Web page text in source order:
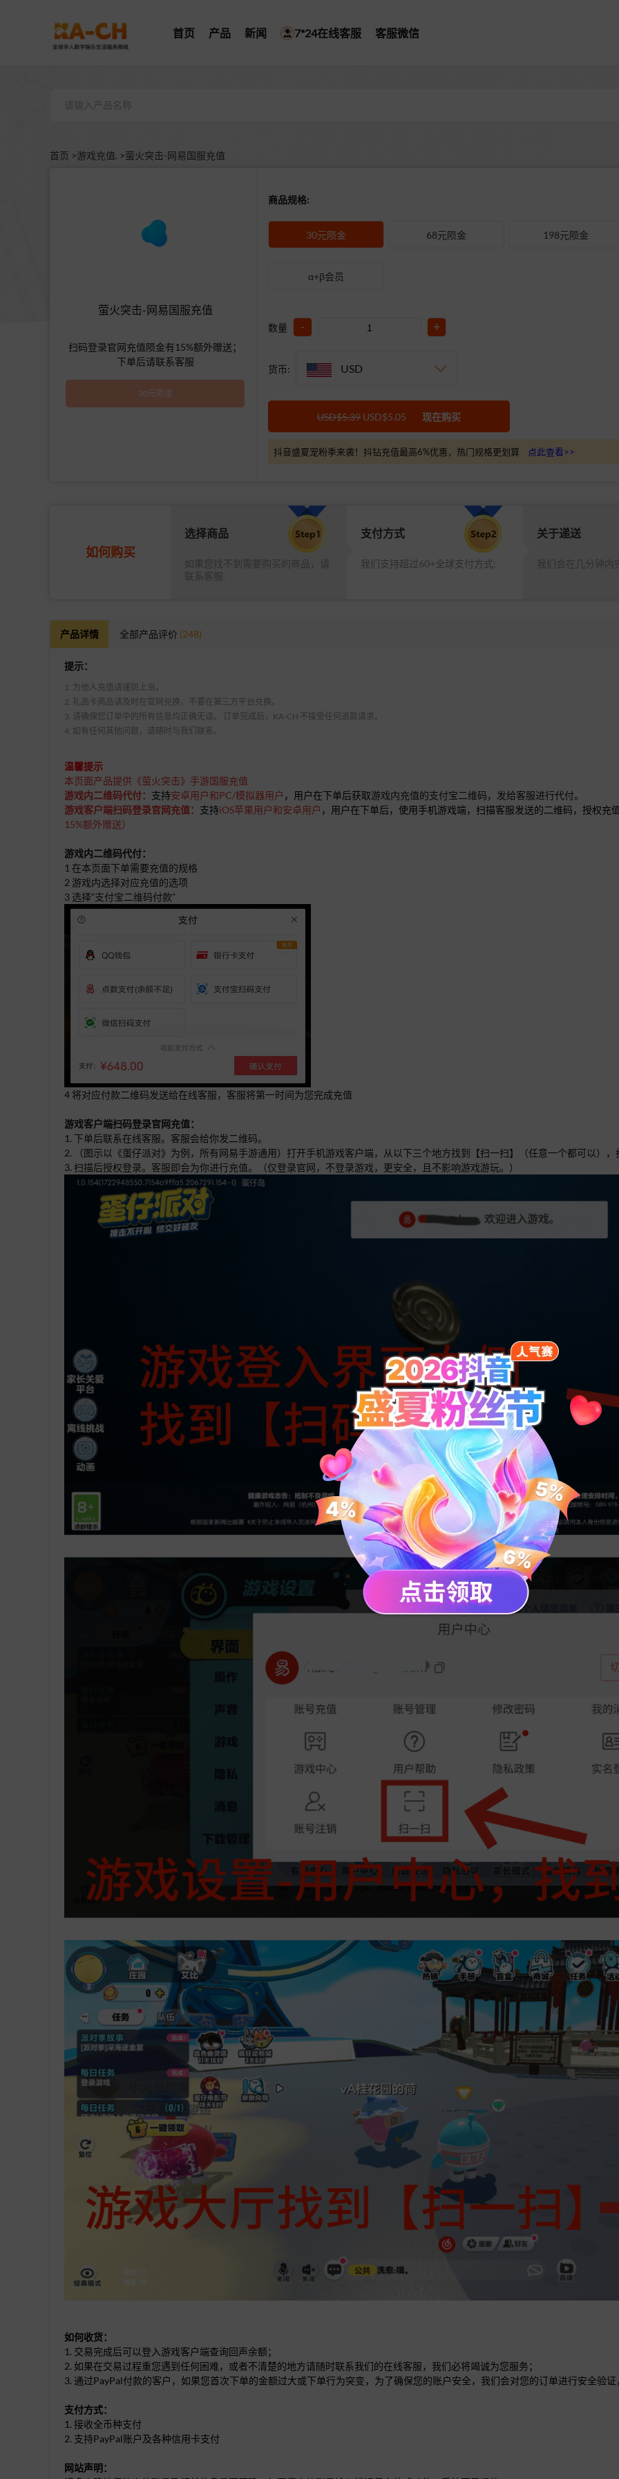
首页 产品 新闻 7*24在线客服 客服微信
首页 >游戏充值. >萤火突击-网易国服充值
萤火突击-网易国服充值
扫码登录官网充值陨金有15%额外赠送；
下单后请联系客服
30元陨金
商品规格:
30元陨金 68元陨金 198元陨金
α+β会员
数量 - +
货币: USD
USD$5.39 USD$5.05 现在购买
抖音盛夏宠粉季来袭！抖钻充值最高6%优惠，热门规格更划算 点此查看>>
如何购买
选择商品
如果您找不到需要购买的商品，请
联系客服.
支付方式
我们支持超过60+全球支付方式;
关于递送
我们会在几分钟内
产品详情 全部产品评价 (248)
提示：
1. 为他人充值请谨防上当。
2. 礼品卡商品请及时在官网兑换，不要在第三方平台兑换。
3. 请确保您订单中的所有信息均正确无误。 订单完成后，KA-CH 不接受任何退款请求。
4. 如有任何其他问题，请随时与我们联系。
温馨提示
本页面产品提供《萤火突击》手游国服充值
游戏内二维码代付： 支持安卓用户和PC/模拟器用户 ，用户在下单后获取游戏内充值的支付宝二维码，发给客服进行代付。
游戏客户端扫码登录官网充值： 支持iOS苹果用户和安卓用户 ，用户在下单后，使用手机游戏端，扫描客服发送的二维码，授权充
15%额外赠送）
游戏内二维码代付：
1 在本页面下单需要充值的规格
2 游戏内选择对应充值的选项
3 选择“支付宝二维码付款”
4 将对应付款二维码发送给在线客服，客服将第一时间为您完成充值
游戏客户端扫码登录官网充值：
1. 下单后联系在线客服。客服会给你发二维码。
2. （图示以《蛋仔派对》为例，所有网易手游通用）打开手机游戏客户端，从以下三个地方找到【扫一扫】（任意一个都可以）
3. 扫描后授权登录。客服即会为你进行充值。（仅登录官网，不登录游戏，更安全，且不影响游戏游玩。）
如何收货：
1. 交易完成后可以登入游戏客户端查询回声余额；
2. 如果在交易过程重您遇到任何困难，或者不清楚的地方请随时联系我们的在线客服，我们必将竭诚为您服务；
3. 通过PayPal付款的客户，如果您首次下单的金额过大或下单行为突变，为了确保您的账户安全，我们会对您的订单进行安全验
支付方式：
1. 接收全币种支付
2. 支持PayPal账户及各种信用卡支付
网站声明：